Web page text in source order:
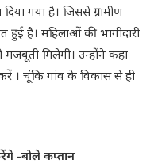
गया है। जिससे ग्रामीण
हुई है। महिलाओं की भागीदारी
मिलेगी। उन्होंने कहा
। चूंकि गांव के विकास से ही
-बोले कप्तान